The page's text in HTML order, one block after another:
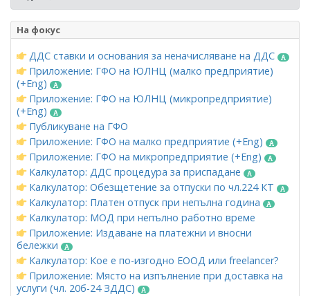
На фокус
ДДС ставки и основания за неначисляване на ДДС
Приложение: ГФО на ЮЛНЦ (малко предприятие)
(+Eng)
Приложение: ГФО на ЮЛНЦ (микропредприятие)
(+Eng)
Публикуване на ГФО
Приложение: ГФО на малко предприятие (+Eng)
Приложение: ГФО на микропредприятие (+Eng)
Калкулатор: ДДС процедура за приспадане
Калкулатор: Обезщетение за отпуски по чл.224 КТ
Калкулатор: Платен отпуск при непълна година
Калкулатор: МОД при непълно работно време
Приложение: Издаване на платежни и вносни
бележки
Калкулатор: Кое е по-изгодно ЕООД или freelancer?
Приложение: Място на изпълнение при доставка на
услуги (чл. 20б-24 ЗДДС)